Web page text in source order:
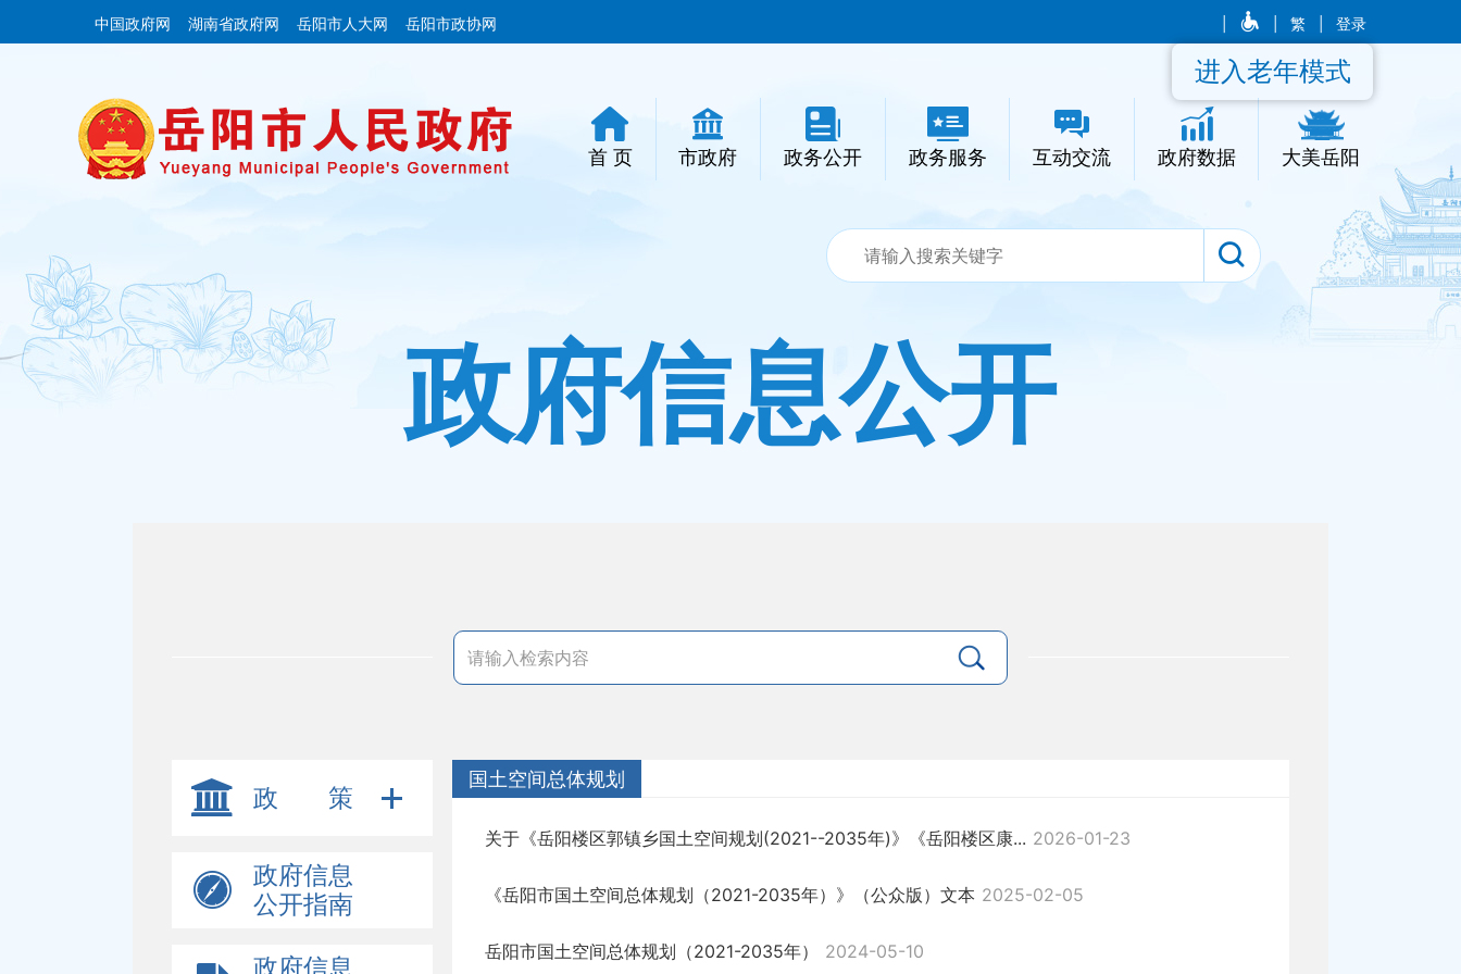
中国政府网 湖南省政府网 岳阳市人大网 岳阳市政协网 繁 登录
首 页 市政府 政务公开 政务服务 互动交流 政府数据 大美岳阳
进入老年模式
政府信息公开
政 策
政府信息
公开指南
政府信息
国土空间总体规划
关于《岳阳楼区郭镇乡国土空间规划(2021--2035年)》《岳阳楼区康... 2026-01-23
《岳阳市国土空间总体规划（2021-2035年）》（公众版）文本 2025-02-05
岳阳市国土空间总体规划（2021-2035年） 2024-05-10